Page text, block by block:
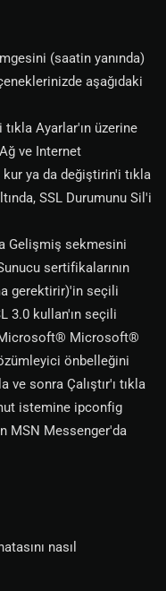
(saatin yanında)
aşağıdaki
Ayarlar'ın üzerine
ve Internet
kur ya da değiştirin'i tıkla
SSL Durumunu Sil'i
Gelişmiş sekmesini
sertifikalarının
gerektirir)'in seçili
3.0 kullan'ın seçili
Microsoft® Microsoft®
önbelleğini
ve sonra Çalıştır'ı tıkla
istemine ipconfig
MSN Messenger'da
nasıl